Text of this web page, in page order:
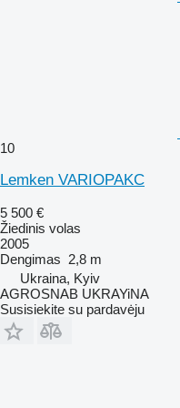
10
Lemken VARIOPAKC
5 500 €
Žiedinis volas
2005
Dengimas 2,8 m
Ukraina, Kyiv
AGROSNAB UKRAYiNA
Susisiekite su pardavėju